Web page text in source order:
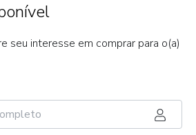
seu interesse em comprar para o(a)